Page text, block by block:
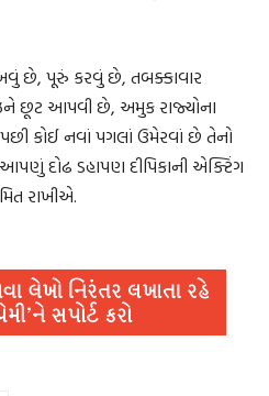
છે, પૂરું કરવું છે, તબક્કાવાર
છૂટ આપવી છે, અમુક રાજ્યોના
કોઈ નવાં પગલાં ઉમેરવાં છે તેનો
દોઢ ડહાપણ દીપિકાની એક્ટિંગ
રાખીએ.